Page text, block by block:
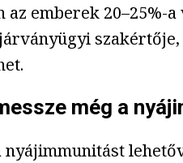
emberek
még a